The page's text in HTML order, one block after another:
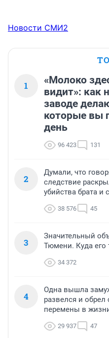
Новости СМИ2
1
«Молоко
видит»: как
заводе
которые вы
день
96 423 131
2
Думали, что
следствие
убийства брата
38 576 45
3
Значительный
Тюмени. Куда его
34 372
4
Одна вышла
развелся и
перемены в
29 937 47